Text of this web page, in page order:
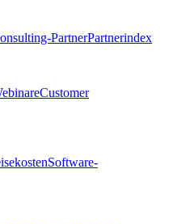
PartnerPartnerindex
Customer
Software-